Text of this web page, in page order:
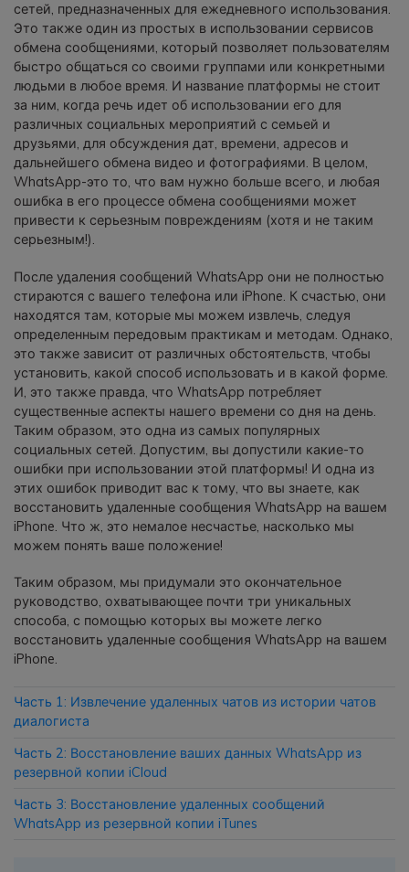
фотографии, видео и многое
другое со смартфона на смартфон,
со смартфона на ПК и наоборот.
Резервное копирование и
восстановление
Создавайте резервные копии для
18+ типов данных и данных
WhatsApp на ПК. С легкостью
восстанавливайте резервные
Перенос плейлистов
НОВИНКА
Переносите музыкальные
плейлисты с одного потокового
сервиса на другой.
Приложение
Mutsapper
Передавайте данные WhatsApp &
WhatsApp Business без сброса
Приложение MobileTrans
Передавайте данные смартфона,
сетей, предназначенных для ежедневного использования.
Это также один из простых в использовании сервисов
обмена сообщениями, который позволяет пользователям
быстро общаться со своими группами или конкретными
людьми в любое время. И название платформы не стоит
за ним, когда речь идет об использовании его для
различных социальных мероприятий с семьей и
друзьями, для обсуждения дат, времени, адресов и
дальнейшего обмена видео и фотографиями. В целом,
WhatsApp-это то, что вам нужно больше всего, и любая
ошибка в его процессе обмена сообщениями может
привести к серьезным повреждениям (хотя и не таким
серьезным!).
После удаления сообщений WhatsApp они не полностью
стираются с вашего телефона или iPhone. К счастью, они
находятся там, которые мы можем извлечь, следуя
определенным передовым практикам и методам. Однако,
это также зависит от различных обстоятельств, чтобы
установить, какой способ использовать и в какой форме.
И, это также правда, что WhatsApp потребляет
существенные аспекты нашего времени со дня на день.
Таким образом, это одна из самых популярных
социальных сетей. Допустим, вы допустили какие-то
ошибки при использовании этой платформы! И одна из
этих ошибок приводит вас к тому, что вы знаете, как
восстановить удаленные сообщения WhatsApp на вашем
iPhone. Что ж, это немалое несчастье, насколько мы
можем понять ваше положение!
Таким образом, мы придумали это окончательное
руководство, охватывающее почти три уникальных
способа, с помощью которых вы можете легко
восстановить удаленные сообщения WhatsApp на вашем
iPhone.
Часть 1: Извлечение удаленных чатов из истории чатов
диалогиста
Часть 2: Восстановление ваших данных WhatsApp из
резервной копии iCloud
Часть 3: Восстановление удаленных сообщений
WhatsApp из резервной копии iTunes